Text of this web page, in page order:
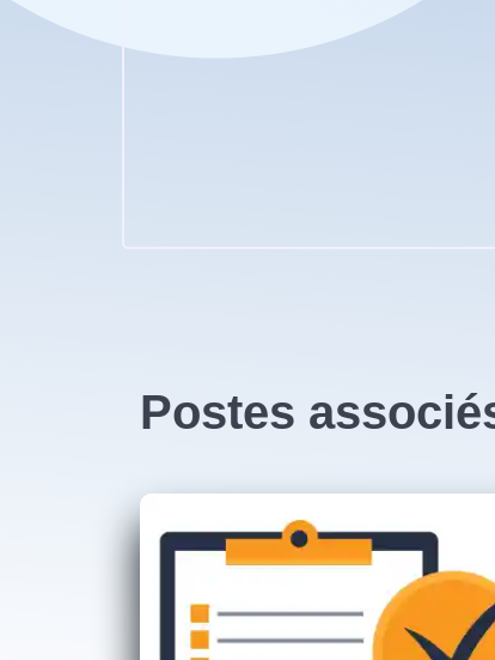
Postes